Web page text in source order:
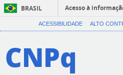
BRASIL
Acesso à
ACESSIBILIDADE ALTO
CNPq